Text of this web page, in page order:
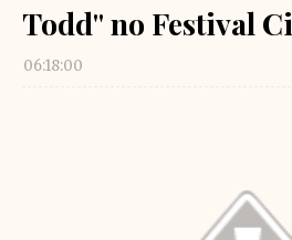
Todd" no Festival
06:18:00